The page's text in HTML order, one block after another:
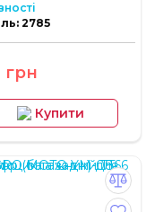
2785
грн
Купити